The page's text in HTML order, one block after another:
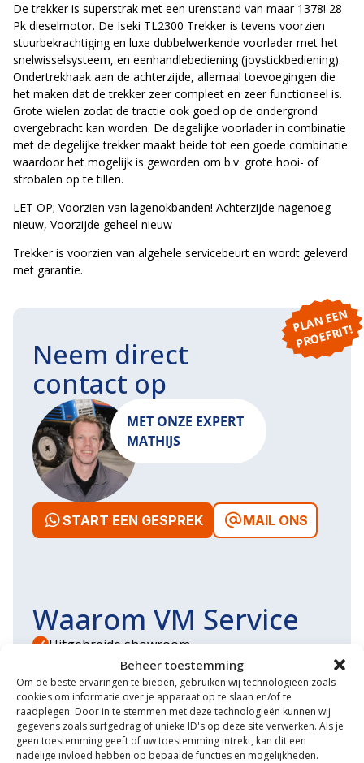
Beheer toestemming
Om de beste ervaringen te bieden, gebruiken wij technologieën zoals
cookies om informatie over je apparaat op te slaan en/of te
raadplegen. Door in te stemmen met deze technologieën kunnen wij
gegevens zoals surfgedrag of unieke ID's op deze site verwerken. Als je
geen toestemming geeft of uw toestemming intrekt, kan dit een
nadelige invloed hebben op bepaalde functies en mogelijkheden.
De trekker is superstrak met een urenstand van maar 1378! 28
Pk dieselmotor. De Iseki TL2300 Trekker is tevens voorzien
stuurbekrachtiging en luxe dubbelwerkende voorlader met het
snelwisselsysteem, en eenhandlebediening (joystickbediening).
Ondertrekhaak aan de achterzijde, allemaal toevoegingen die
het maken dat de trekker zeer compleet en zeer functioneel is.
Grote wielen zodat de tractie ook goed op de ondergrond
overgebracht kan worden. De degelijke voorlader in combinatie
met de degelijke trekker maakt beide tot een goede combinatie
waardoor het mogelijk is geworden om b.v. grote hooi- of
strobalen op te tillen.
LET OP; Voorzien van lagenokbanden! Achterzijde nagenoeg
nieuw, Voorzijde geheel nieuw
Trekker is voorzien van algehele servicebeurt en wordt geleverd
met garantie.
P
L
A
N
E
E
N
P
R
O
E
F
RI
T!
Neem direct
contact op
MET ONZE EXPERT
MATHIJS
START EEN GESPREK MAIL ONS
Waarom VM Service
Uitgebreide showroom
Eigen transportservice
Gespecialiseerde werkplaats
Diverse aanbouwwerktuigen